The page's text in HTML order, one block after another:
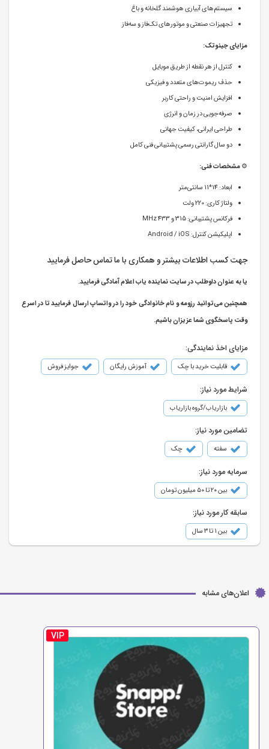
سیستم‌های آبیاری هوشمند گلخانه و باغ
تجهیزات صنعتی و موتورهای تک‌فاز و سه‌فاز
مزایای جینوتک:
کنترل از هر نقطه از طریق موبایل
حذف ریموت‌های متعدد و فیزیکی
افزایش امنیت و راحتی کاربر
صرفه‌جویی در زمان و انرژی
طراحی ایرانی، کیفیت جهانی
دو سال گارانتی رسمی پشتیبانی فنی کامل
⚙️مشخصات فنی:
ابعاد: 14*11 سانتی‌متر
ولتاژ کاری: 220 ولت
فرکانس پشتیبانی: 315 و 433 MHz
اپلیکیشن کنترل: Android / iOS
جهت کسب اطلاعات بیشتر و همکاری با ما تماس حاصل فرمایید
یا به عنوان داوطلب در سایت نماینده یاب اعلام آمادگی فرمایید.
همچنین می‌توانید رزومه و نام خانوادگی خود را در واتساپ ارسال فرمایید تا در اسرع
وقت پاسخگوی شما عزیزان باشیم.
مزایای اخذ نمایندگی:
قابلیت خرید با چک آموزش رایگان جوایز فروش
شرایط مورد نیاز:
بازاریاب/گروه بازاریاب
تضامین مورد نیاز:
سفته چک
سرمایه مورد نیاز:
بین ۲۰ تا ۵۰ میلیون تومان
سابقه کار مورد نیاز:
بین ۱ تا ۳ سال
اعلان‌های مشابه
VIP